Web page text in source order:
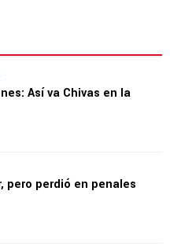
Así va Chivas en la
pero perdió en penales